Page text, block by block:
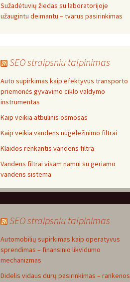
Sužadėtuvių žiedas su laboratorijoje
užaugintu deimantu – tvarus pasirinkimas
SEO straipsniu talpinimas
Auto supirkimas kaip efektyvus transporto
priemonės gyvavimo ciklo valdymo
instrumentas
Kaip veikia atbulinis osmosas
Kaip veikia vandens nugeležinimo filtrai
Klaidos renkantis vandens filtrą
Vandens filtrai visam namui su geriamo
vandens sistema
SEO straipsniu talpinimas
Automobilių supirkimas kaip operatyvus
sprendimas – finansinio likvidumo
mechanizmas
Didelis vidaus durų pasirinkimas – rankenos